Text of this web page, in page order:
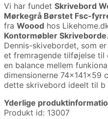
Vi har fundet Skrivebord
Mørkegrå Børstet Fsc-
fra Woood hos
Kontormøbler Skriveborde
Dennis-skivebordet, som
et fremragende tilføjelse
en balance mellem
dimensionerne
dette skrivebord ideelt til b
Yderlige
Produkt id: 13007